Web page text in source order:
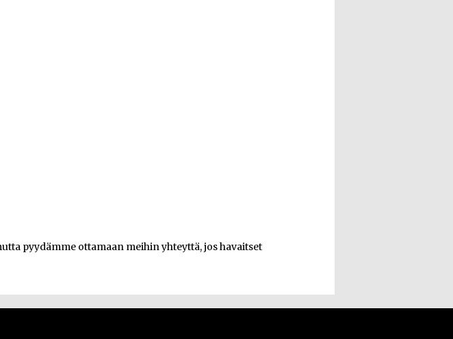
pyydämme ottamaan meihin yhteyttä, jos havaitset